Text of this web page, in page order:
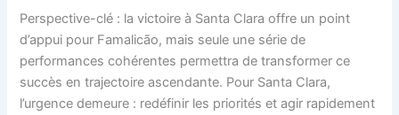
Perspective-clé : la victoire à Santa Clara offre un point
d’appui pour Famalicão, mais seule une série de
performances cohérentes permettra de transformer ce
succès en trajectoire ascendante. Pour Santa Clara,
l’urgence demeure : redéfinir les priorités et agir rapidement